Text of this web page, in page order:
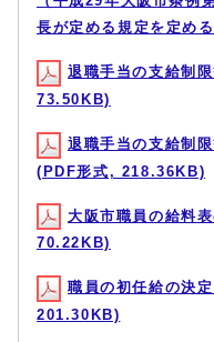
長が定める規定を定め
退職手当の支給制
73.50KB)
退職手当の支給制
(PDF形式, 218.36KB)
大阪市職員の給料
70.22KB)
職員の初任給の決
201.30KB)